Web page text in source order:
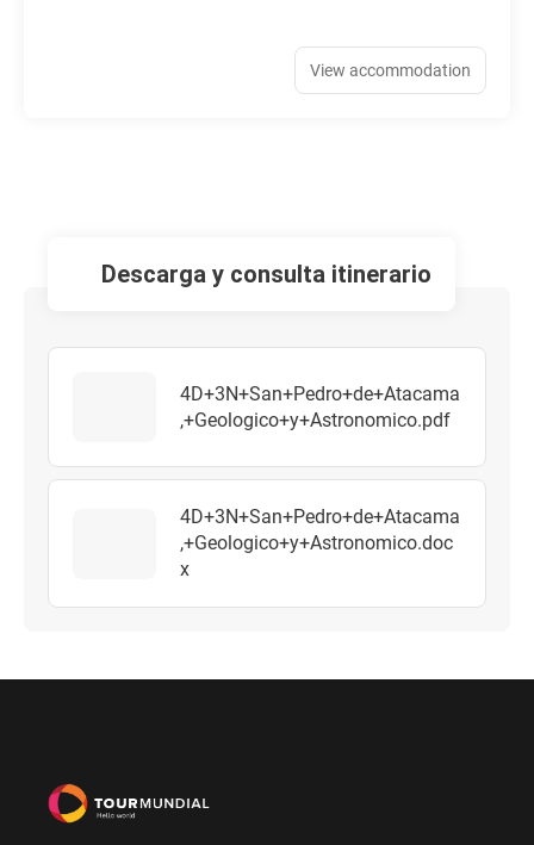
View accommodation
descarga y consulta itinerario
4D+3N+San+Pedro+de+Atacama
,+Geologico+y+Astronomico.pdf
4D+3N+San+Pedro+de+Atacama
,+Geologico+y+Astronomico.doc
x